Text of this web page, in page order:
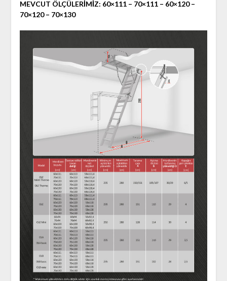
MEVCUT ÖLÇÜLERİMİZ: 60×111 – 70×111 – 60×120 –
70×120 – 70×130